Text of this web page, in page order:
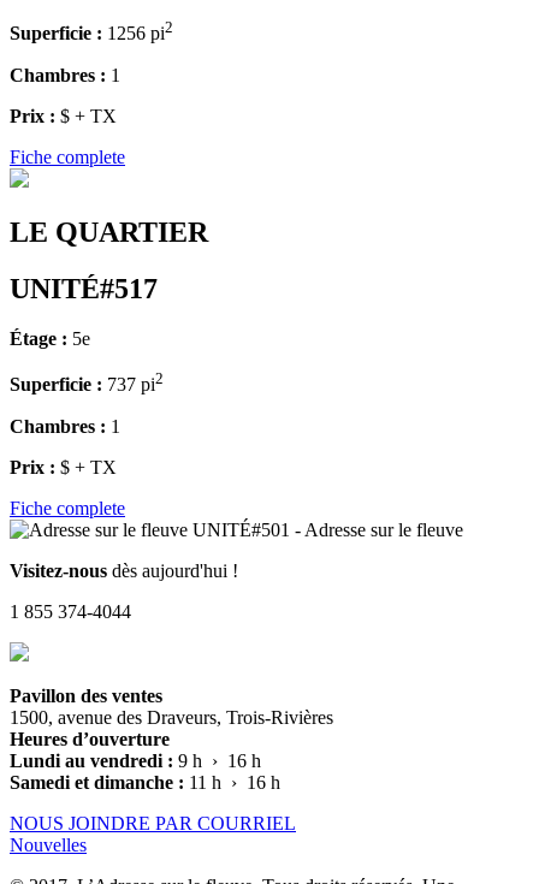
Superficie : 1256 pi2
Chambres : 1
Prix : $ + TX
Fiche complete
LE QUARTIER
UNITÉ#517
Étage : 5e
Superficie : 737 pi2
Chambres : 1
Prix : $ + TX
Fiche complete
Visitez-nous dès aujourd'hui !
1 855 374-4044
Pavillon des ventes
1500, avenue des Draveurs, Trois-Rivières
Heures d’ouverture
Lundi au vendredi : 9 h › 16 h
Samedi et dimanche : 11 h › 16 h
NOUS JOINDRE PAR COURRIEL
Nouvelles